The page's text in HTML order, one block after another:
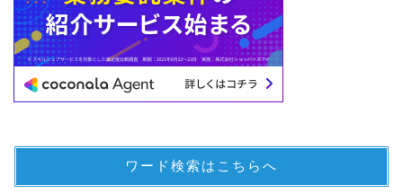
ワード検索はこちらへ